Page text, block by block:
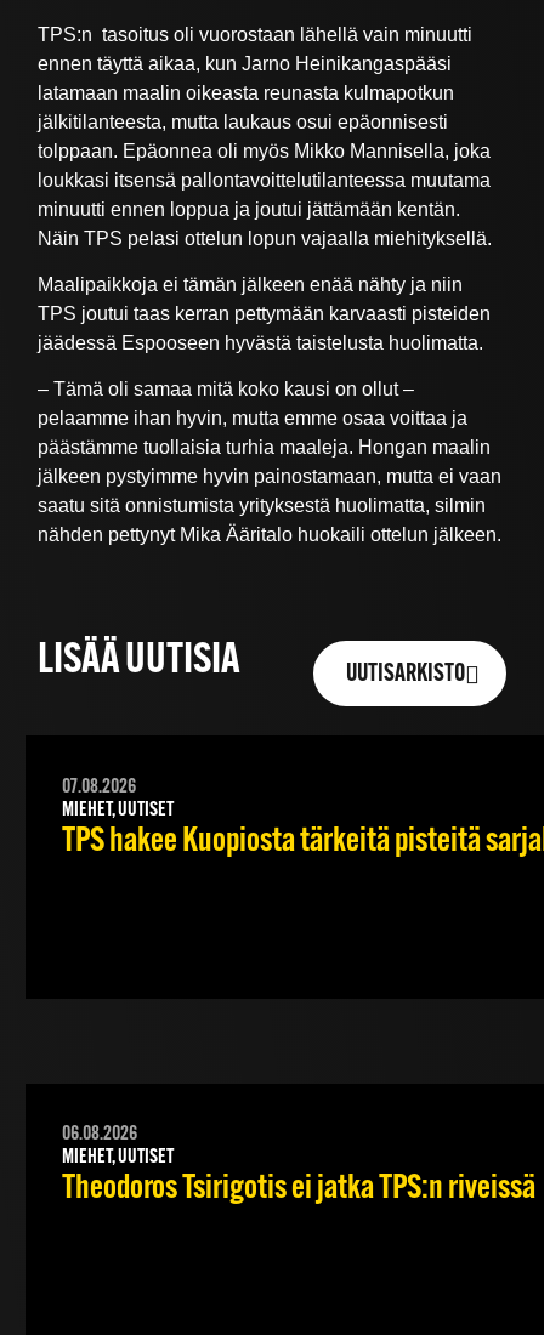
TPS:n tasoitus oli vuorostaan lähellä vain minuutti
ennen täyttä aikaa, kun Jarno Heinikangaspääsi
latamaan maalin oikeasta reunasta kulmapotkun
jälkitilanteesta, mutta laukaus osui epäonnisesti
tolppaan. Epäonnea oli myös Mikko Mannisella, joka
loukkasi itsensä pallontavoittelutilanteessa muutama
minuutti ennen loppua ja joutui jättämään kentän.
Näin TPS pelasi ottelun lopun vajaalla miehityksellä.
Maalipaikkoja ei tämän jälkeen enää nähty ja niin
TPS joutui taas kerran pettymään karvaasti pisteiden
jäädessä Espooseen hyvästä taistelusta huolimatta.
– Tämä oli samaa mitä koko kausi on ollut –
pelaamme ihan hyvin, mutta emme osaa voittaa ja
päästämme tuollaisia turhia maaleja. Hongan maalin
jälkeen pystyimme hyvin painostamaan, mutta ei vaan
saatu sitä onnistumista yrityksestä huolimatta, silmin
nähden pettynyt Mika Ääritalo huokaili ottelun jälkeen.
LISÄÄ UUTISIA UUTISARKISTO
07.08.2026
MIEHET, UUTISET
TPS hakee Kuopiosta tärkeitä pisteitä
06.08.2026
MIEHET, UUTISET
Theodoros Tsirigotis ei jatka TPS:n riveissä